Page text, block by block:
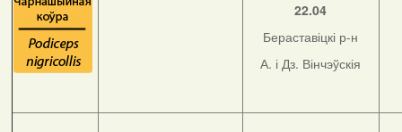
22.04
Бераставіцкі р-н
А. і Дз. Вінчэўскія